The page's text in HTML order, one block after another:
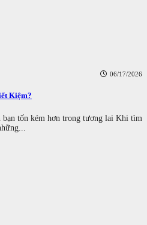
06/17/2026
Kiệm?
bạn tốn kém hơn trong tương lai Khi tìm